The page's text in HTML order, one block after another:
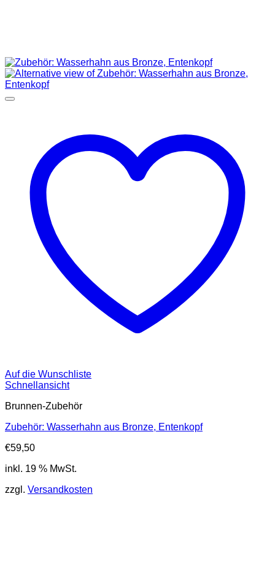
Auf die Wunschliste
Schnellansicht
Brunnen-Zubehör
Zubehör: Wasserhahn aus Bronze, Entenkopf
€59,50
inkl. 19 % MwSt.
zzgl. Versandkosten